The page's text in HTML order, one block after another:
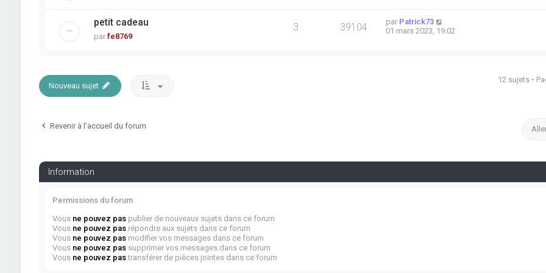
petit cadeau
par fe8769
3 39104
par Patrick73
01 mars 2023, 19:02
Nouveau sujet
12 sujets •
Revenir à l’accueil du forum
Information
Permissions du forum
Vous ne pouvez paspublier de nouveaux sujets dans ce forum
Vous ne pouvez pasrépondre aux sujets dans ce forum
Vous ne pouvez pasmodifier vos messages dans ce forum
Vous ne pouvez passupprimer vos messages dans ce forum
Vous ne pouvez pastransférer de pièces jointes dans ce forum